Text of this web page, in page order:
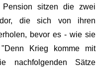
sitzen die zwei
die sich von ihren
bevor es - wie sie
Krieg komme mit
nachfolgenden Sätze